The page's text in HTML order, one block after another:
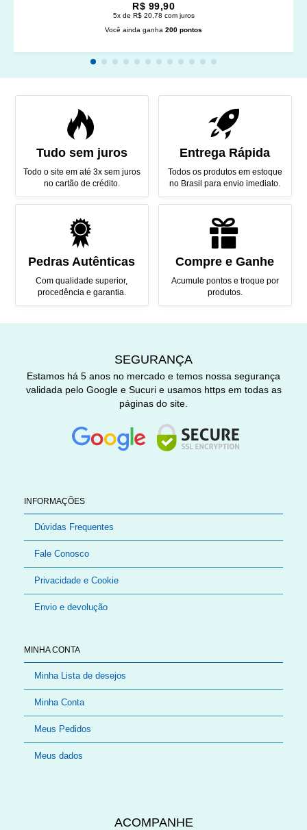
R$ 99,90
5x de R$ 20,78 com juros
Você ainda ganha 200 pontos
Tudo sem juros
Todo o site em até 3x sem juros
no cartão de crédito.
Entrega Rápida
Todos os produtos em estoque
no Brasil para envio imediato.
Pedras Autênticas
Com qualidade superior,
procedência e garantia.
Compre e Ganhe
Acumule pontos e troque por
produtos.
INFORMAÇÕES
Dúvidas Frequentes
Fale Conosco
Privacidade e Cookie
Envio e devolução
MINHA CONTA
Minha Lista de desejos
Minha Conta
Meus Pedidos
Meus dados
SEGURANÇA
Estamos há 5 anos no mercado e temos nossa segurança
validada pelo Google e Sucuri e usamos https em todas as
páginas do site.
ACOMPANHE